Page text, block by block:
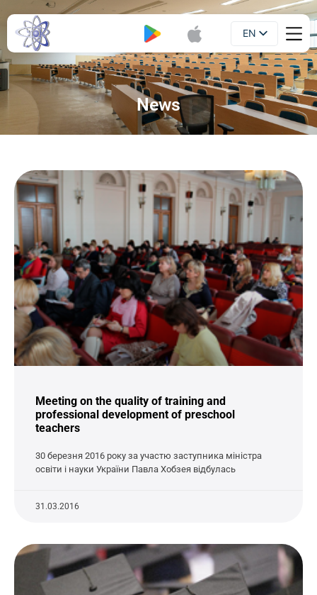
EN
UA
News
Meeting on the quality of training and
professional development of preschool
teachers
30 березня 2016 року за участю заступника міністра
освіти і науки України Павла Хобзея відбулась
31.03.2016